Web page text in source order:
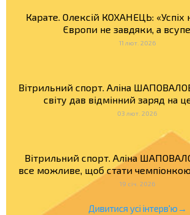
Карате. Олексій КОХАНЕЦЬ: «Успіх
Європи не завдяки, а
11 лют. 2026
Вітрильний спорт. Аліна
світу дав відмінний заряд на
03 лют. 2026
Вітрильний спорт. Аліна
все можливе, щоб стати чемпіонкою
19 січ. 2026
Дивитися усі інтерв'ю→